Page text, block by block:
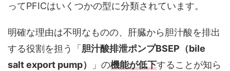
ってPFICはいくつかの型に分類されています。
明確な理由は不明なものの、肝臓から胆汁酸を排出
する役割を担う「 胆汁酸排泄ポンプBSEP（bile
salt export pump）
」の機能が低下することが知ら